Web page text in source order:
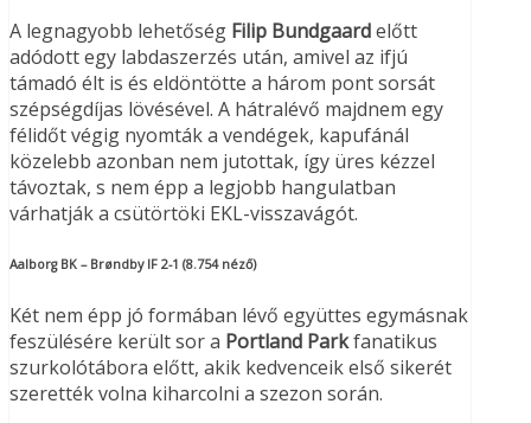
A legnagyobb lehetőség Filip Bundgaardelőtt
adódott egy labdaszerzés után, amivel az ifjú
támadó élt is és eldöntötte a három pont sorsát
szépségdíjas lövésével. A hátralévő majdnem egy
félidőt végig nyomták a vendégek, kapufánál
közelebb azonban nem jutottak, így üres kézzel
távoztak, s nem épp a legjobb hangulatban
várhatják a csütörtöki EKL-visszavágót.
Aalborg BK – Brøndby IF 2-1 (8.754 néző)
Két nem épp jó formában lévő együttes egymásnak
feszülésére került sor a Portland Parkfanatikus
szurkolótábora előtt, akik kedvenceik első sikerét
szerették volna kiharcolni a szezon során.